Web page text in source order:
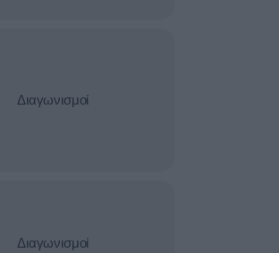
Διαγωνισμοί
Διαγωνισμοί